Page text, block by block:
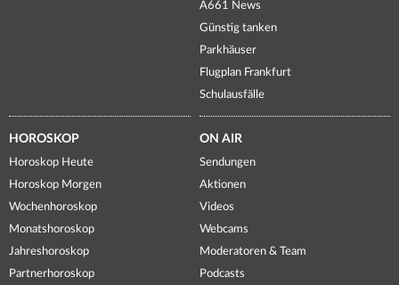
A661 News
Günstig tanken
Parkhäuser
Flugplan Frankfurt
Schulausfälle
HOROSKOP
Horoskop Heute
Horoskop Morgen
Wochenhoroskop
Monatshoroskop
Jahreshoroskop
Partnerhoroskop
ON AIR
Sendungen
Aktionen
Videos
Webcams
Moderatoren & Team
Podcasts